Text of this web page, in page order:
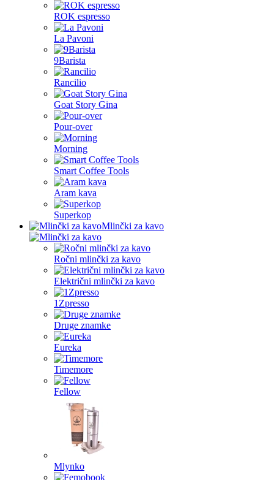
ROK espresso
La Pavoni
9Barista
Rancilio
Goat Story Gina
Pour-over
Morning
Smart Coffee Tools
Aram kava
Superkop
Mlinčki za kavo
Ročni mlinčki za kavo
Električni mlinčki za kavo
1Zpresso
Druge znamke
Eureka
Timemore
Fellow
Mlynko